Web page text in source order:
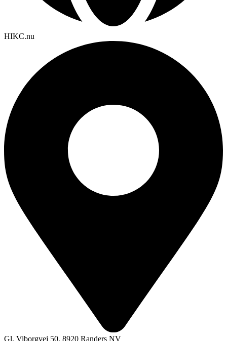
HIKC.nu
Gl. Viborgvej 50, 8920 Randers NV